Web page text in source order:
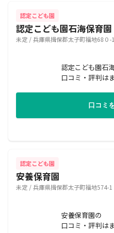
認定こども園
認定こども園石海保育園
未定 / 兵庫県揖保郡太子町福地68０-1
認定こども園石
口コミ・評判は
口コミ
認定こども園
安養保育園
未定 / 兵庫県揖保郡太子町福地574-1
安養保育園の
口コミ・評判は